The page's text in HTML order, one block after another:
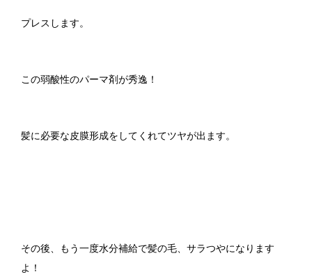
プレスします。
この弱酸性のパーマ剤が秀逸！
髪に必要な皮膜形成をしてくれてツヤが出ます。
その後、もう一度水分補給で髪の毛、サラつやになります
よ！